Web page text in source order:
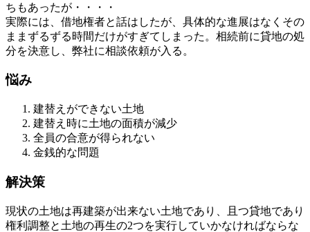
ちもあったが・・・・
実際には、借地権者と話はしたが、具体的な進展はなくその
ままずるずる時間だけがすぎてしまった。相続前に貸地の処
分を決意し、弊社に相談依頼が入る。
悩み
建替えができない土地
建替え時に土地の面積が減少
全員の合意が得られない
金銭的な問題
解決策
現状の土地は再建築が出来ない土地であり、且つ貸地であり
権利調整と土地の再生の2つを実行していかなければならな